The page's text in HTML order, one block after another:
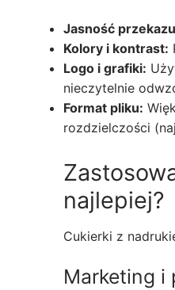
Jasność
Kolory i kontrast:
Logo i grafiki:
nieczytelnie
Format pliku:
rozdzielczości
najlepiej?
Cukierki z
Marketing i